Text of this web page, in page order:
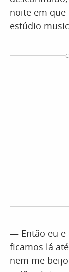
noite em que
estúdio
— Então eu e
ficamos lá
nem me